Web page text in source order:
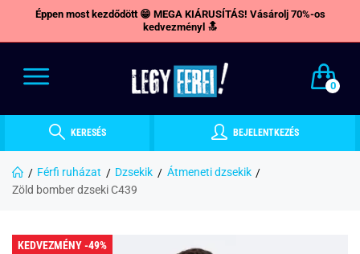
Éppen most kezdődött 😁 MEGA KIÁRUSÍTÁS! Vásárolj 70%-os
kedvezményl 🔝
0
KERESÉS BEJELENTKEZÉS
Férfi ruházat Dzsekik
Átmeneti dzsekik
Zöld bomber dzseki C439
KEDVEZMÉNY -49%